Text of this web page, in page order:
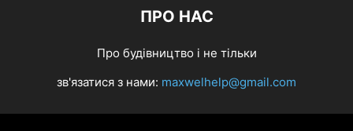
ПРО НАС
Про будівництво і не тільки
зв'язатися з нами: maxwelhelp@gmail.com